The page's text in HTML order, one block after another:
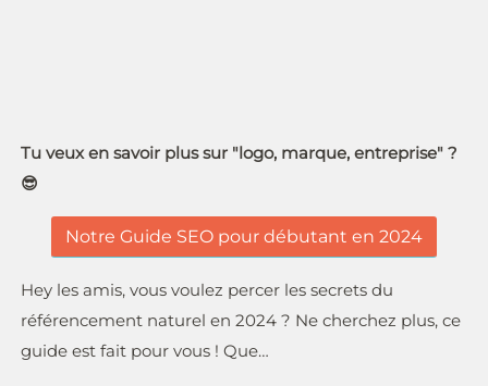
Tu veux en savoir plus sur "logo, marque, entreprise" ?
😎
Notre Guide SEO pour débutant en 2024
Hey les amis, vous voulez percer les secrets du
référencement naturel en 2024 ? Ne cherchez plus, ce
guide est fait pour vous ! Que…